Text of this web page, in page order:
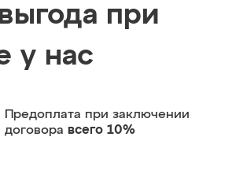
при
у нас
Предоплата при заключении
договора всего 10%